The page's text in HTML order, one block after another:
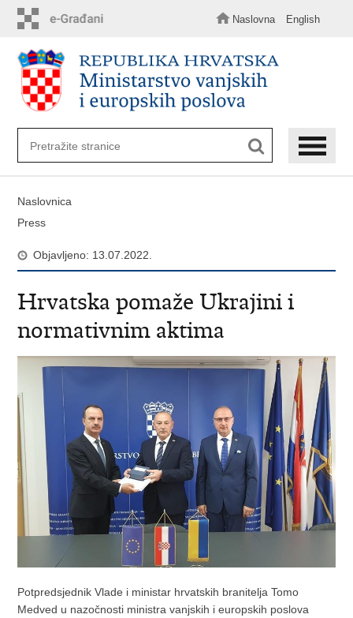
sadržaj
Naslovna English
Naslovnica
Press
Objavljeno: 13.07.2022.
Hrvatska pomaže Ukrajini i
normativnim aktima
Potpredsjednik Vlade i ministar hrvatskih branitelja Tomo
Medved u nazočnosti ministra vanjskih i europskih poslova